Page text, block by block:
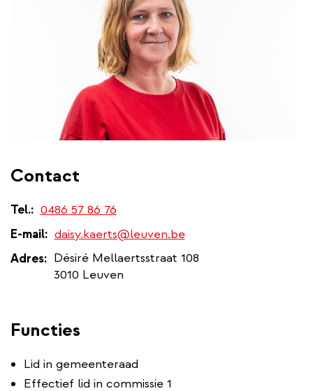
Contact
Tel.
0486 57 86 76
E-mail
daisy.kaerts@leuven.be
Adres
Désiré Mellaertsstraat 108
3010 Leuven
Functies
Lid in gemeenteraad
Effectief lid in commissie 1